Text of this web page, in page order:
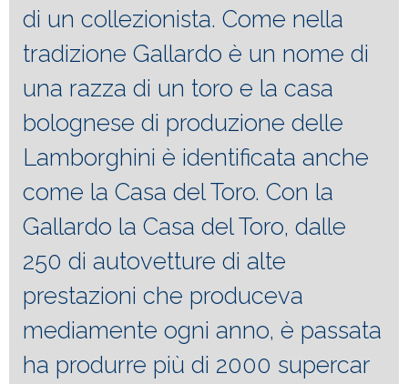
di un collezionista. Come nella
tradizione Gallardo è un nome di
una razza di un toro e la casa
bolognese di produzione delle
Lamborghini è identificata anche
come la Casa del Toro. Con la
Gallardo la Casa del Toro, dalle
250 di autovetture di alte
prestazioni che produceva
mediamente ogni anno, è passata
ha produrre più di 2000 supercar